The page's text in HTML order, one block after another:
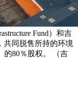
Fund）和吉
共同脱售所持的环境
的80％股权。 （吉